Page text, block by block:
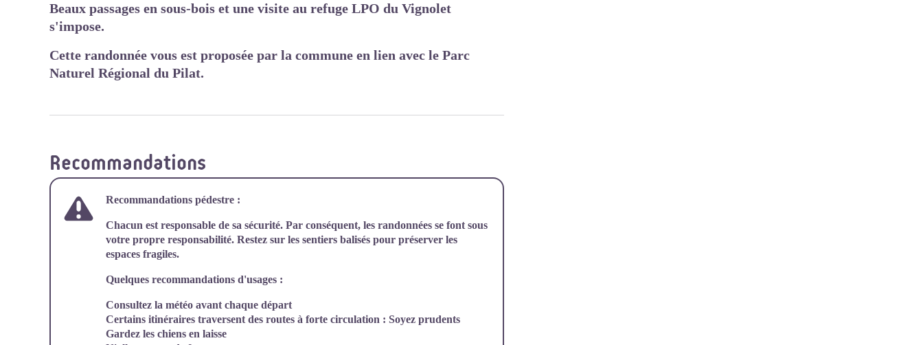
Beaux passages en sous-bois et une visite au refuge LPO du Vignolet
s'impose.
Cette randonnée vous est proposée par la commune en lien avec le Parc
Naturel Régional du Pilat.
Recommandations
Recommandations pédestre :
Chacun est responsable de sa sécurité. Par conséquent, les randonnées se font sous
votre propre responsabilité. Restez sur les sentiers balisés pour préserver les
espaces fragiles.
Quelques recommandations d'usages :
Consultez la météo avant chaque départ
Certains itinéraires traversent des routes à forte circulation : Soyez prudents
Gardez les chiens en laisse